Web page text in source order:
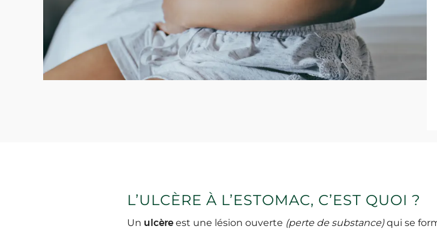
L’ULCÈRE À L’ESTOMAC, C’EST QUOI ?
Un ulcère est une lésion ouverte (perte de substance)qui se